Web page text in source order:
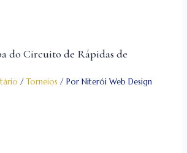
do Circuito de Rápidas de
/Torneios / Por Niterói Web Design